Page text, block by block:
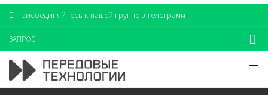
Присоединяйтесь к нашей группе в телеграмм
ЗАПРОС